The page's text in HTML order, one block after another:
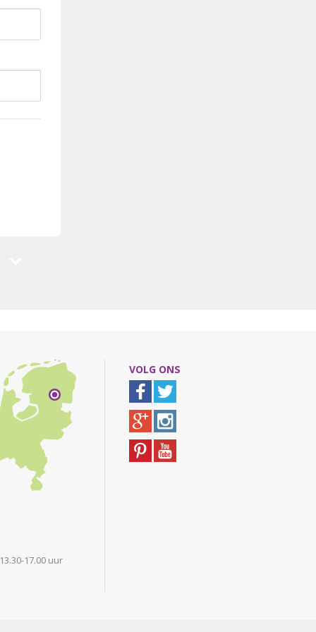
17.00 uur
VOLG ONS